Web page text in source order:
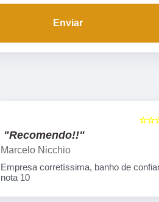
Enviar
"Recomendo!!"
Ótima empresa!